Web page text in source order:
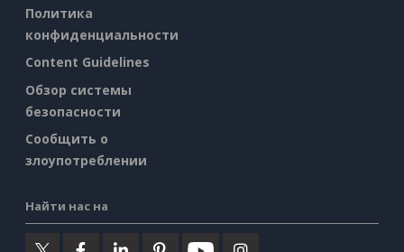
Политика
конфиденциальности
Content Guidelines
Обзор системы
безопасности
Сообщить о
злоупотреблении
Найти нас на